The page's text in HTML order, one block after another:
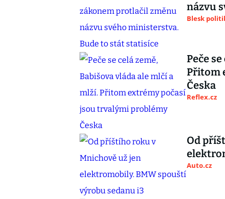
názvu
Blesk
Peče
Přitom
Česka
Reflex.cz
Od
Auto.cz